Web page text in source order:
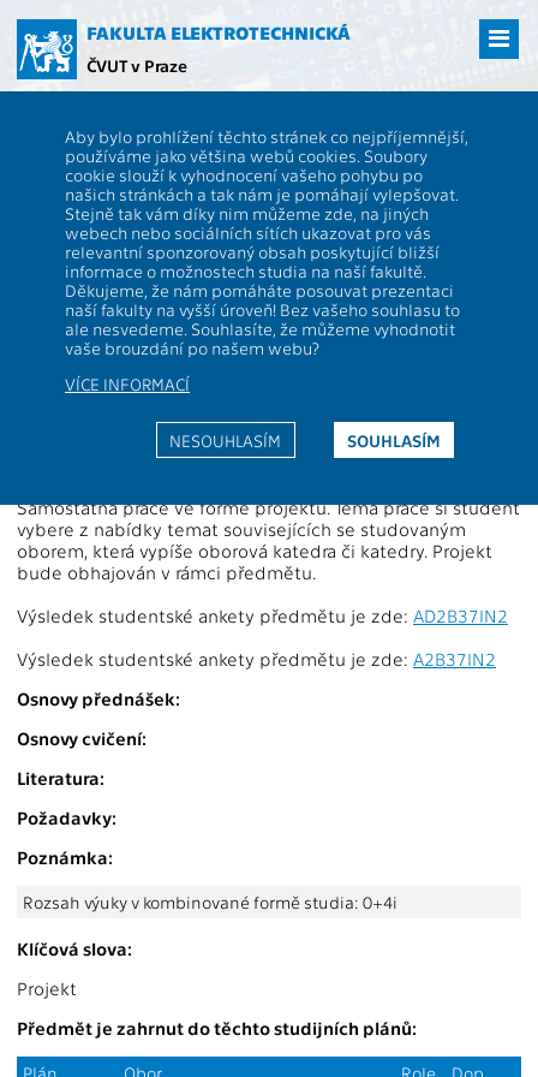
hlavní
obsah
FAKULTA ELEKTROTECHNICKÁ
ČVUT v Praze
Aby bylo prohlížení těchto stránek co nejpříjemnější,
používáme jako většina webů cookies. Soubory
cookie slouží k vyhodnocení vašeho pohybu po
našich stránkách a tak nám je pomáhají vylepšovat.
Stejně tak vám díky nim můžeme zde, na jiných
webech nebo sociálních sítích ukazovat pro vás
relevantní sponzorovaný obsah poskytující bližší
informace o možnostech studia na naší fakultě.
Děkujeme, že nám pomáháte posouvat prezentaci
naší fakulty na vyšší úroveň! Bez vašeho souhlasu to
ale nesvedeme. Souhlasíte, že můžeme vyhodnotit
vaše brouzdání po našem webu?
VÍCE INFORMACÍ
SOUHLASÍM
NESOUHLASÍM
AD2B37IN2
AD2B37IN2 Projekt individuální II
Rozsah výuky:
Katedra:
13137 Jazyk výuky:
Garanti:
Zakončení:
Přednášející:
Kreditů:
Cvičící:
Semestr:
Webová stránka:
http://kme.fel.cvut.cz/?page=zaverecnePrace
Samostatná práce ve formě projektu. Tema práce si student
vybere z nabídky temat souvisejících se studovaným
oborem, která vypíše oborová katedra či katedry. Projekt
bude obhajován v rámci předmětu.
Výsledek studentské ankety předmětu je zde: AD2B37IN2
Výsledek studentské ankety předmětu je zde: A2B37IN2
Osnovy přednášek:
Osnovy cvičení:
Literatura:
Požadavky:
Poznámka:
Rozsah výuky v kombinované formě studia: 0+4i
Klíčová slova:
Projekt
Předmět je zahrnut do těchto studijních plánů:
Plán Obor Role Dop.